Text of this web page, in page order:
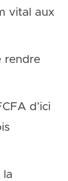
vital aux
rendre
d’ici
la